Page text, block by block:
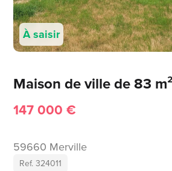
À saisir
Maison de ville de 83
147 000 €
59660 Merville
Ref. 324011